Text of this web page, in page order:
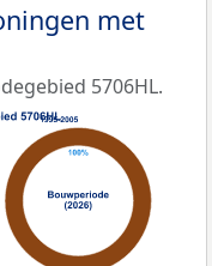
met
5706HL.